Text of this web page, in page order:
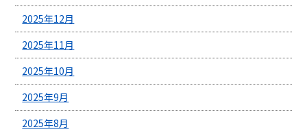
2025年12月
2025年11月
2025年10月
2025年9月
2025年8月